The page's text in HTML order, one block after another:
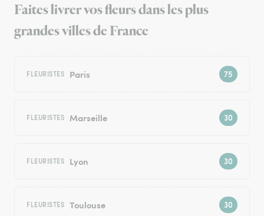
Faites livrer vos fleurs dans les plus
grandes villes de France
FLEURISTES Paris
FLEURISTES Marseille
FLEURISTES Lyon
FLEURISTES Toulouse